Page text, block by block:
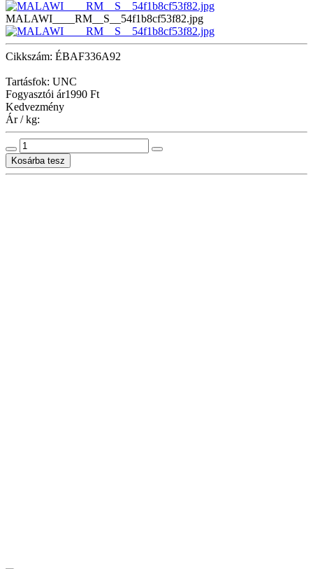
MALAWI____RM__S__54f1b8cf53f82.jpg
Cikkszám: ÉBAF336A92
Tartásfok: UNC
Fogyasztói ár1990 Ft
Kedvezmény
Ár / kg: